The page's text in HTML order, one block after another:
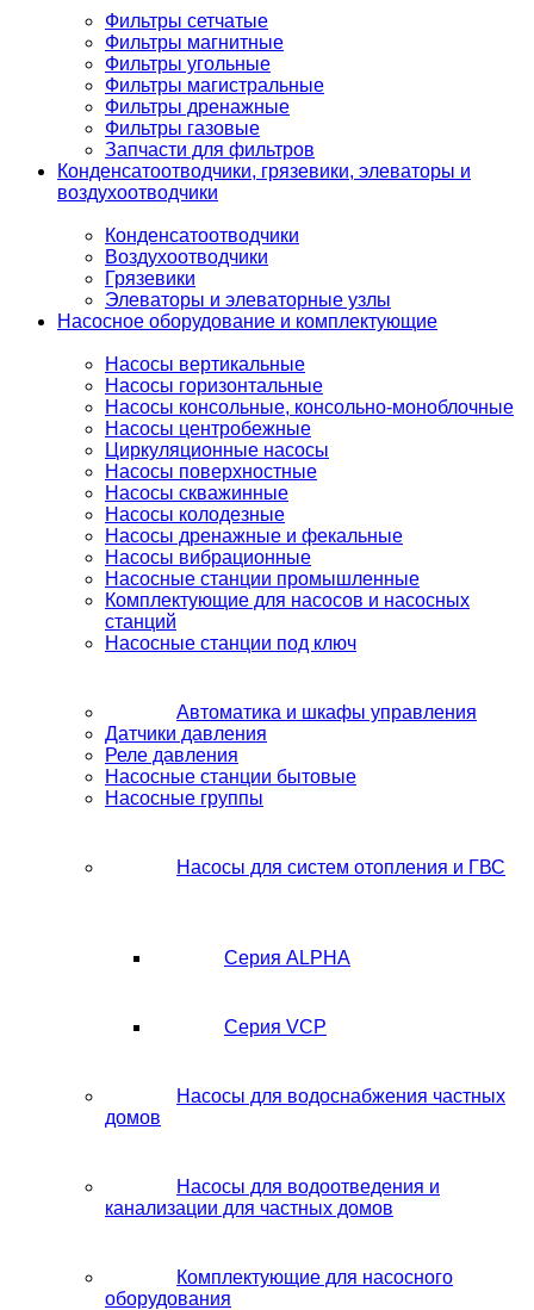
Фильтры сетчатые
Фильтры магнитные
Фильтры угольные
Фильтры магистральные
Фильтры дренажные
Фильтры газовые
Запчасти для фильтров
Конденсатоотводчики, грязевики, элеваторы и
воздухоотводчики
Конденсатоотводчики
Воздухоотводчики
Грязевики
Элеваторы и элеваторные узлы
Насосное оборудование и комплектующие
Насосы вертикальные
Насосы горизонтальные
Насосы консольные, консольно-моноблочные
Насосы центробежные
Циркуляционные насосы
Насосы поверхностные
Насосы скважинные
Насосы колодезные
Насосы дренажные и фекальные
Насосы вибрационные
Насосные станции промышленные
Комплектующие для насосов и насосных
станций
Насосные станции под ключ
Автоматика и шкафы управления
Датчики давления
Реле давления
Насосные станции бытовые
Насосные группы
Насосы для систем отопления и ГВС
Серия ALPHA
Серия VCP
Насосы для водоснабжения частных
домов
Насосы для водоотведения и
канализации для частных домов
Комплектующие для насосного
оборудования